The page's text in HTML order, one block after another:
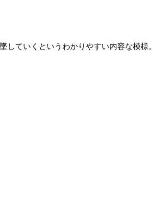
ていくというわかりやすい内容な模様。